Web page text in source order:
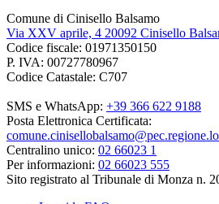
Comune di Cinisello Balsamo
Via XXV aprile, 4 20092 Cinisello
Codice fiscale: 01971350150
P. IVA: 00727780967
Codice Catastale: C707
SMS e WhatsApp: +39 366 622 9188
Posta Elettronica Certificata:
Centralino unico: 02 66023 1
Per informazioni: 02 66023 555
Sito registrato al Tribunale di Monza n.